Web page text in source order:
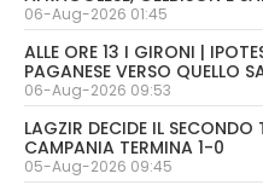
06-Aug-2026 01:45
ALLE ORE 13 I GIRONI |
PAGANESE VERSO QUELLO
06-Aug-2026 09:53
LAGZIR DECIDE IL
CAMPANIA TERMINA 1-0
05-Aug-2026 09:45